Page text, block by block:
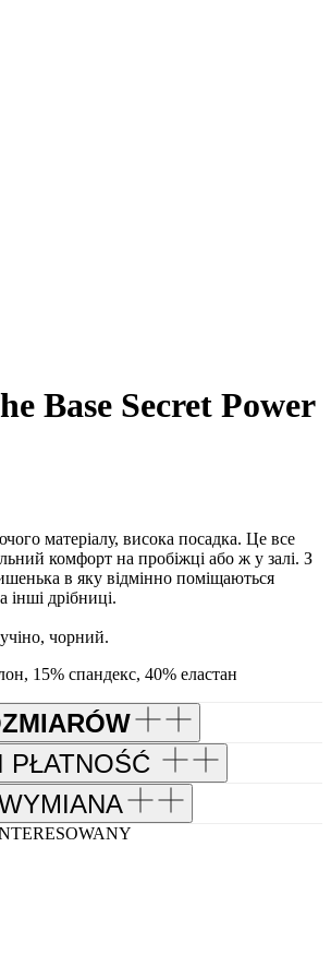
Base Secret Power
матеріалу, висока посадка. Це все
комфорт на пробіжці або ж у залі. З
в яку відмінно поміщаються
дрібниці.
чорний.
15% спандекс, 40% еластан
PŁATNOŚĆ